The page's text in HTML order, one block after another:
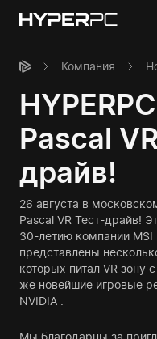
Компания
Pascal
драйв!
26 августа в
Pascal VR Тест-драйв!
30-летию компании MSI
представлены
которых питал VR зону
же новейшие игровые
NVIDIA .
Мы благодарны за